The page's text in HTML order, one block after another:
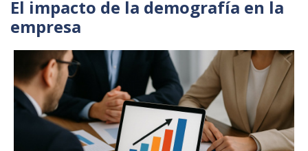
El impacto de la demografía en la
empresa